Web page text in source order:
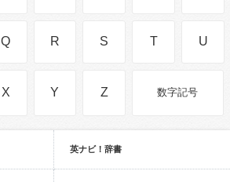
Q R S T U
X Y Z 数字記号
英ナビ！辞書